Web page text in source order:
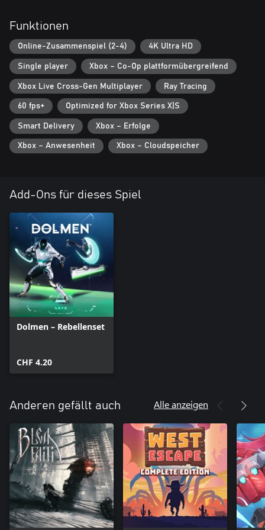
verbergen? Oder wird diese grausame Welt dich an die Schwelle
EINE HERAUSFORDERUNG ERWARTET DICH
Dein Überleben ist das Letzte, was diese Welt möchte.
Wird deine Zeitlinie vernichtet, oder kannst du die
Herausforderungen meistern, die dich erwarten?
STELLE DICH SCHRECKLICHEN BOSSEN
Revion Prime hält eine Reihe grausamer Monstrositäten bereit,
Funktionen
Online-Zusammenspiel (2-4) 4K Ultra HD
Single player Xbox – Co-Op plattformübergreifend
Xbox Live Cross-Gen Multiplayer Ray Tracing
60 fps+ Optimized for Xbox Series X|S
Smart Delivery Xbox – Erfolge
Xbox – Anwesenheit Xbox – Cloudspeicher
Add-Ons für dieses Spiel
Dolmen – Rebellenset
CHF 4.20
Anderen gefällt auch Alle anzeigen